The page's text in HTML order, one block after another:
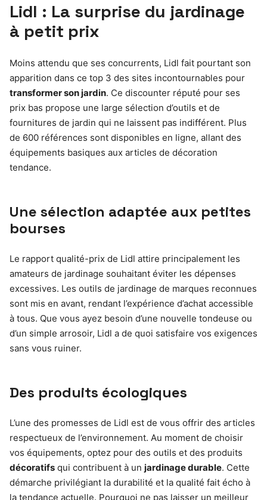
Lidl : La surprise du jardinage
à petit prix
Moins attendu que ses concurrents, Lidl fait pourtant son
apparition dans ce top 3 des sites incontournables pour
transformer son jardin. Ce discounter réputé pour ses
prix bas propose une large sélection d’outils et de
fournitures de jardin qui ne laissent pas indifférent. Plus
de 600 références sont disponibles en ligne, allant des
équipements basiques aux articles de décoration
tendance.
Une sélection adaptée aux petites
bourses
Le rapport qualité-prix de Lidl attire principalement les
amateurs de jardinage souhaitant éviter les dépenses
excessives. Les outils de jardinage de marques reconnues
sont mis en avant, rendant l’expérience d’achat accessible
à tous. Que vous ayez besoin d’une nouvelle tondeuse ou
d’un simple arrosoir, Lidl a de quoi satisfaire vos exigences
sans vous ruiner.
Des produits écologiques
L’une des promesses de Lidl est de vous offrir des articles
respectueux de l’environnement. Au moment de choisir
vos équipements, optez pour des outils et des produits
décoratifs qui contribuent à un jardinage durable. Cette
démarche privilégiant la durabilité et la qualité fait écho à
la tendance actuelle. Pourquoi ne pas laisser un meilleur